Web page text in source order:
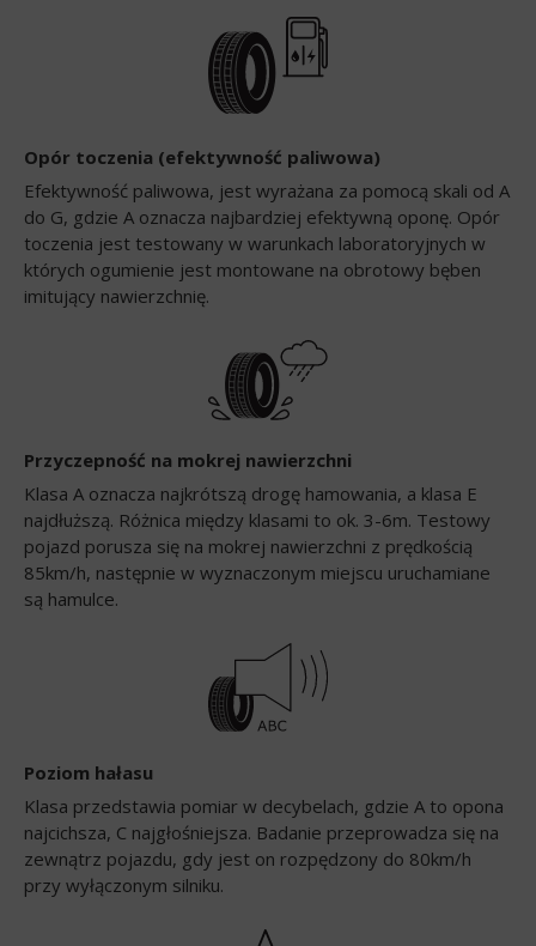
Opór toczenia (efektywność paliwowa)
Efektywność paliwowa, jest wyrażana za pomocą skali od A
do G, gdzie A oznacza najbardziej efektywną oponę. Opór
toczenia jest testowany w warunkach laboratoryjnych w
których ogumienie jest montowane na obrotowy bęben
imitujący nawierzchnię.
Przyczepność na mokrej nawierzchni
Klasa A oznacza najkrótszą drogę hamowania, a klasa E
najdłuższą. Różnica między klasami to ok. 3-6m. Testowy
pojazd porusza się na mokrej nawierzchni z prędkością
85km/h, następnie w wyznaczonym miejscu uruchamiane
są hamulce.
Poziom hałasu
Klasa przedstawia pomiar w decybelach, gdzie A to opona
najcichsza, C najgłośniejsza. Badanie przeprowadza się na
zewnątrz pojazdu, gdy jest on rozpędzony do 80km/h
przy wyłączonym silniku.